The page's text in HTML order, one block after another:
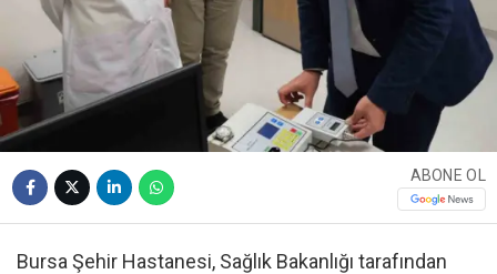
ABONE OL
Bursa Şehir Hastanesi, Sağlık Bakanlığı tarafından